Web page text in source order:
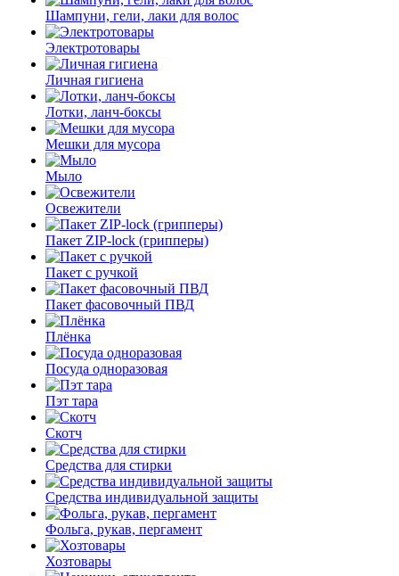
Шампуни, гели, лаки для волос
Электротовары
Личная гигиена
Лотки, ланч-боксы
Мешки для мусора
Мыло
Освежители
Пакет ZIP-lock (грипперы)
Пакет с ручкой
Пакет фасовочный ПВД
Плёнка
Посуда одноразовая
Пэт тара
Скотч
Средства для стирки
Средства индивидуальной защиты
Фольга, рукав, пергамент
Хозтовары